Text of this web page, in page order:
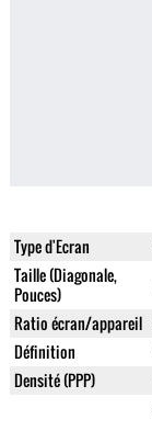
Type d'Ecran
Taille (Diagonale,
Pouces)
Ratio écran/appareil
Définition
Densité (PPP)